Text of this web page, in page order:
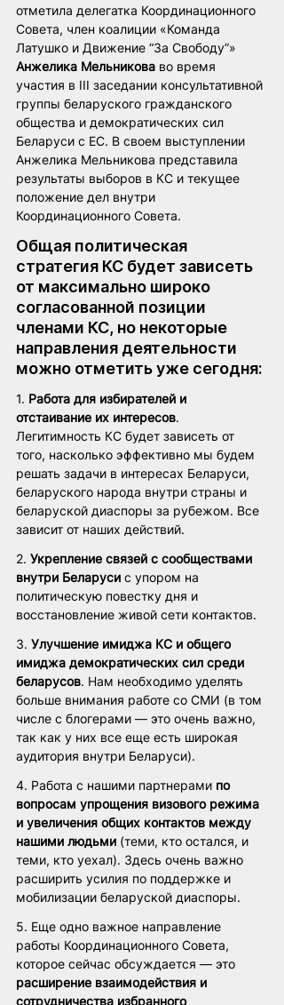
отметила делегатка Координационного
Совета, член коалиции «Команда
Латушко и Движение “За Свободу”»
Анжелика Мельникова во время
участия в III заседании консультативной
группы беларуского гражданского
общества и демократических сил
Беларуси с ЕС. В своем выступлении
Анжелика Мельникова представила
результаты выборов в КС и текущее
положение дел внутри
Координационного Совета.
Общая политическая
стратегия КС будет зависеть
от максимально широко
согласованной позиции
членами КС, но некоторые
направления деятельности
можно отметить уже сегодня:
1. Работа для избирателей и
отстаивание их интересов.
Легитимность КС будет зависеть от
того, насколько эффективно мы будем
решать задачи в интересах Беларуси,
беларуского народа внутри страны и
беларуской диаспоры за рубежом. Все
зависит от наших действий.
2. Укрепление связей с сообществами
внутри Беларуси с упором на
политическую повестку дня и
восстановление живой сети контактов.
3. Улучшение имиджа КС и общего
имиджа демократических сил среди
беларусов. Нам необходимо уделять
больше внимания работе со СМИ (в том
числе с блогерами — это очень важно,
так как у них все еще есть широкая
аудитория внутри Беларуси).
4. Работа с нашими партнерами по
вопросам упрощения визового режима
и увеличения общих контактов между
нашими людьми (теми, кто остался, и
теми, кто уехал). Здесь очень важно
расширить усилия по поддержке и
мобилизации беларуской диаспоры.
5. Еще одно важное направление
работы Координационного Совета,
которое сейчас обсуждается — это
расширение взаимодействия и
сотрудничества избранного